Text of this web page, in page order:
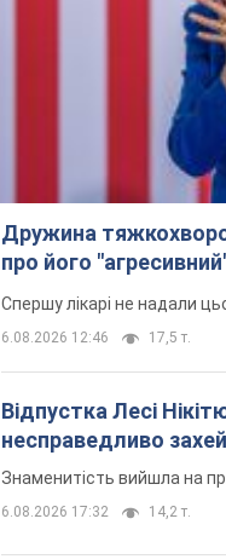
Дружина
про його
Спершу лікарі не надали
6.08.2026 12:46 17,5 т.
Відпустка Лесі
несправедливо
Знаменитість вийшла на
6.08.2026 17:32 14,2 т.